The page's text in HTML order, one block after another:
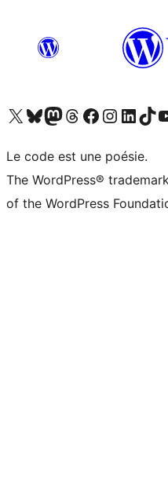
Visitez notre compte X (précédemment Twitter)
Visiter notre compte Bluesky
Visiter notre compte Mastodon
Visiter notre compte Threads
Consulter notre compte Facebook
Consulter notre compte
Consulter notre
Visiter notre
Le code est une poésie.
The WordPress®
of the WordPress